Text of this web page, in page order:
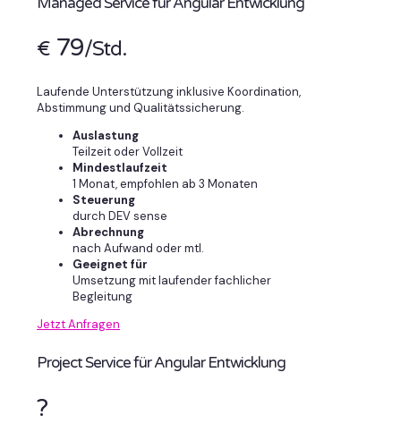
€ 79/Std.
Laufende Unterstützung inklusive Koordination,
Abstimmung und Qualitätssicherung.
Auslastung
Teilzeit oder Vollzeit
Mindestlaufzeit
1 Monat, empfohlen ab 3 Monaten
Steuerung
durch DEV sense
Abrechnung
nach Aufwand oder mtl.
Geeignet für
Umsetzung mit laufender fachlicher
Begleitung
Jetzt Anfragen
Project Service für Angular Entwicklung
?